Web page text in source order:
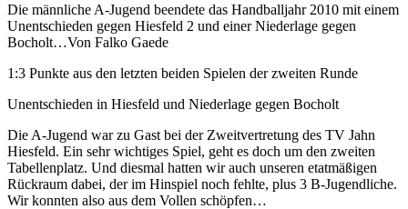
Die männliche A-Jugend beendete das Handballjahr 2010 mit einem
Unentschieden gegen Hiesfeld 2 und einer Niederlage gegen
Bocholt…Von Falko Gaede
1:3 Punkte aus den letzten beiden Spielen der zweiten Runde
Unentschieden in Hiesfeld und Niederlage gegen Bocholt
Die A-Jugend war zu Gast bei der Zweitvertretung des TV Jahn
Hiesfeld. Ein sehr wichtiges Spiel, geht es doch um den zweiten
Tabellenplatz. Und diesmal hatten wir auch unseren etatmäßigen
Rückraum dabei, der im Hinspiel noch fehlte, plus 3 B-Jugendliche.
Wir konnten also aus dem Vollen schöpfen…